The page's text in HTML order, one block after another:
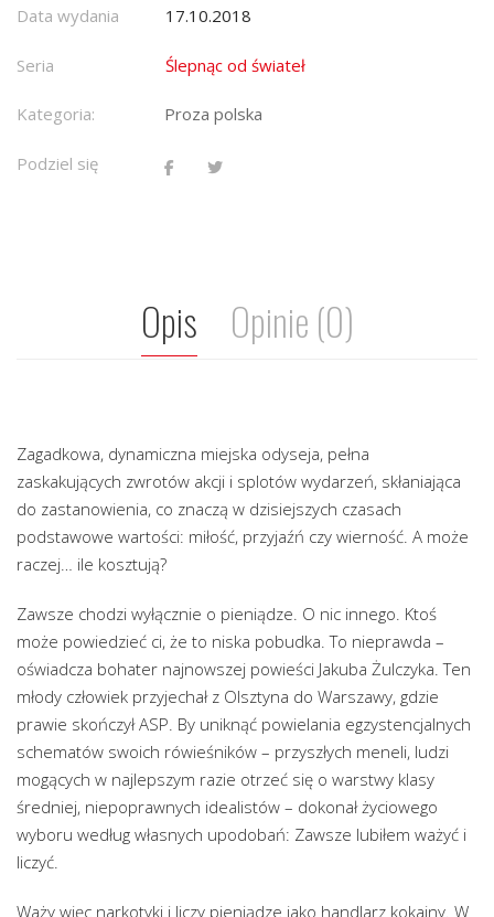
Data wydania 17.10.2018
Seria Ślepnąc od świateł
Kategoria: Proza polska
Podziel się
Opis Opinie (0)
Zagadkowa, dynamiczna miejska odyseja, pełna
zaskakujących zwrotów akcji i splotów wydarzeń, skłaniająca
do zastanowienia, co znaczą w dzisiejszych czasach
podstawowe wartości: miłość, przyjaźń czy wierność. A może
raczej… ile kosztują?
Zawsze chodzi wyłącznie o pieniądze. O nic innego. Ktoś
może powiedzieć ci, że to niska pobudka. To nieprawda –
oświadcza bohater najnowszej powieści Jakuba Żulczyka. Ten
młody człowiek przyjechał z Olsztyna do Warszawy, gdzie
prawie skończył ASP. By uniknąć powielania egzystencjalnych
schematów swoich rówieśników – przyszłych meneli, ludzi
mogących w najlepszym razie otrzeć się o warstwy klasy
średniej, niepoprawnych idealistów – dokonał życiowego
wyboru według własnych upodobań: Zawsze lubiłem ważyć i
liczyć.
Waży więc narkotyki i liczy pieniądze jako handlarz kokainy. W